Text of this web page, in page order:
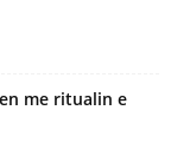
me ritualin e